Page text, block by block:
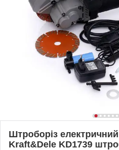
Штроборіз
Kraft&Dele KD1739